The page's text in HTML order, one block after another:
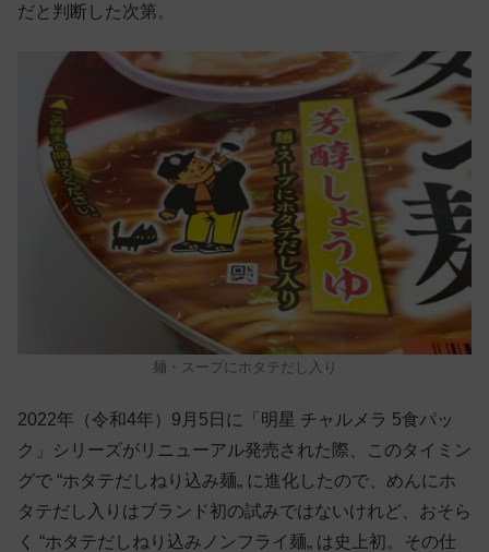
だと判断した次第。
麺・スープにホタテだし入り
2022年（令和4年）9月5日に「明星 チャルメラ 5食パッ
ク」シリーズがリニューアル発売された際、このタイミン
グで “ホタテだしねり込み麺„ に進化したので、めんにホ
タテだし入りはブランド初の試みではないけれど、おそら
く “ホタテだしねり込みノンフライ麺„ は史上初。その仕